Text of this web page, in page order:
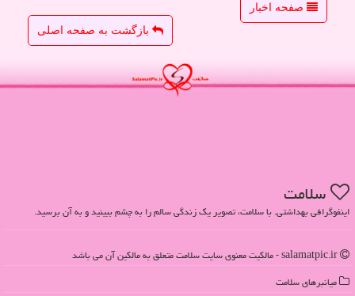
صفحه اخبار
بازگشت به صفحه اصلی
سلامت
اینفوگرافی بهداشتی. با سلامت، تصویر یک زندگی سالم را به چشم ببینید و به آن برسید.
میانبرهای سلامت